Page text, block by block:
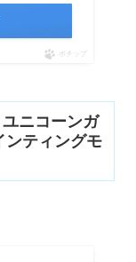
ポチップ
ニコーンガ
ンティングモ